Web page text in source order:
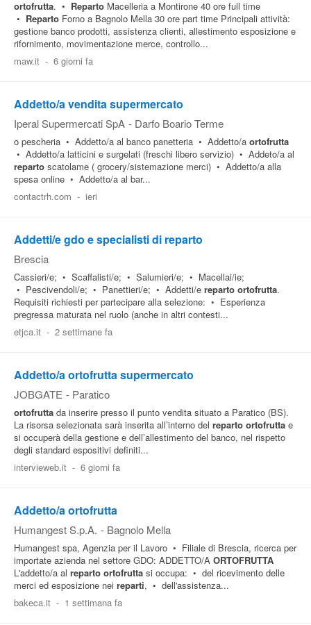
ortofrutta. • Reparto Macelleria a Montirone 40 ore full time
• Reparto Forno a Bagnolo Mella 30 ore part time Principali attività:
gestione banco prodotti, assistenza clienti, allestimento esposizione e
rifornimento, movimentazione merce, controllo...
maw.it - 6 giorni fa
Addetto/a vendita supermercato
Iperal Supermercati SpA - Darfo Boario Terme
o pescheria • Addetto/a al banco panetteria • Addetto/a ortofrutta
• Addetto/a latticini e surgelati (freschi libero servizio) • Addeto/a al
reparto scatolame ( grocery/sistemazione merci) • Addetto/a alla
spesa online • Addetto/a al bar...
contactrh.com - ieri
Addetti/e gdo e specialisti di reparto
Brescia
Cassieri/e; • Scaffalisti/e; • Salumieri/e; • Macellai/ie;
• Pescivendoli/e; • Panettieri/e; • Addetti/e reparto ortofrutta.
Requisiti richiesti per partecipare alla selezione: • Esperienza
pregressa maturata nel ruolo (anche in altri contesti...
etjca.it - 2 settimane fa
Addetto/a ortofrutta supermercato
JOBGATE - Paratico
ortofrutta da inserire presso il punto vendita situato a Paratico (BS).
La risorsa selezionata sarà inserita all’interno del reparto ortofrutta e
si occuperà della gestione e dell’allestimento del banco, nel rispetto
degli standard espositivi definiti...
intervieweb.it - 6 giorni fa
Addetto/a ortofrutta
Humangest S.p.A. - Bagnolo Mella
Humangest spa, Agenzia per il Lavoro • Filiale di Brescia, ricerca per
importate azienda nel settore GDO: ADDETTO/A ORTOFRUTTA
L'addetto/a al reparto ortofrutta si occupa: • del ricevimento delle
merci ed esposizione nei reparti, • dell'assistenza...
bakeca.it - 1 settimana fa